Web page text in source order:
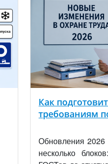
Как
требованиям
Обновления 2026
несколько